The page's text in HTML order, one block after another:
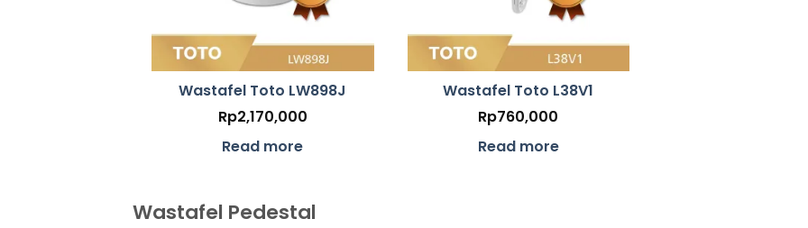
Wastafel Toto LW898J
Rp2,170,000
Read more
Wastafel Toto L38V1
Rp760,000
Read more
Wastafel Pedestal